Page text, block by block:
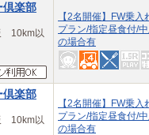
倶楽部
10km以
【2名開催】FW乗入
プラン/指定昼食付/
の場合有
倶楽部
10km以
【2名開催】FW乗入
プラン/指定昼食付/
の場合有